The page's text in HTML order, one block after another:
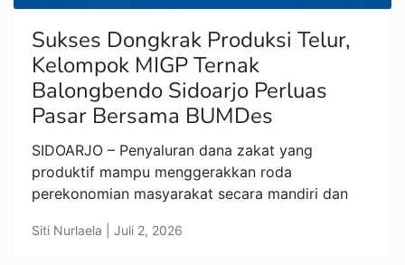
Sukses Dongkrak Produksi Telur,
Kelompok MIGP Ternak
Balongbendo Sidoarjo Perluas
Pasar Bersama BUMDes
SIDOARJO – Penyaluran dana zakat yang
produktif mampu menggerakkan roda
perekonomian masyarakat secara mandiri dan
Siti Nurlaela | Juli 2, 2026